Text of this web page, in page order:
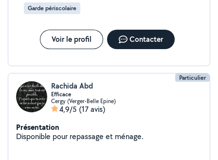
Garde périscolaire
Voir le profil Contacter
Particulier
Rachida Abd
Efficace
Cergy (Verger-Belle Epine)
4,9/5 (17 avis)
Présentation
Disponible pour repassage et ménage.